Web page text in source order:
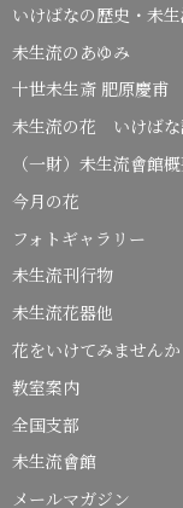
いけばなの歴史・未
未生流のあゆみ
十世未生斎 肥原慶甫
未生流の花 いけばな
（一財）未生流會館
今月の花
フォトギャラリー
未生流刊行物
未生流花器他
花をいけてみませんか
教室案内
全国支部
未生流會館
メールマガジン